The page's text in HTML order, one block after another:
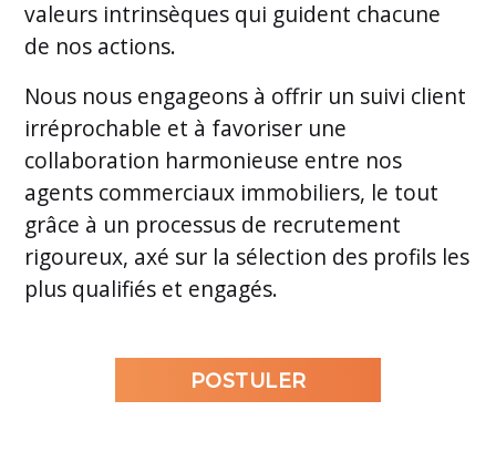
valeurs intrinsèques qui guident chacune
de nos actions.
Nous nous engageons à offrir un suivi client
irréprochable et à favoriser une
collaboration harmonieuse entre nos
agents commerciaux immobiliers, le tout
grâce à un processus de recrutement
rigoureux, axé sur la sélection des profils les
plus qualifiés et engagés.
POSTULER